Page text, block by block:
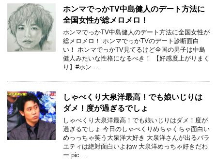
ホンマでっかTV中島健人のデート方法に
全国女性が総メロメロ！
ホンマでっかTV中島健人のデート方法に全国女性が
総メロメロ！ ホンマでっかTVのデート診断面白
い！ ホンマでっかTV見てるけど全国の男子は中島
健人みたいな性格になるべき！ 【好感度上がりまく
り】#ホン …
しゃべくり大泉洋最高！でも娘いじりは
ダメ！度が過ぎるでしょ
しゃべくり大泉洋最高！でも娘いじりはダメ！度が
過ぎるでしょ 今日のしゃべくりめちゃくちゃ面白い
めっっちゃ笑う大泉洋大好き 大泉洋さんが出るバラ
エティは絶対面白いよねw 大泉洋めっちゃ好きだわ
ー pic …